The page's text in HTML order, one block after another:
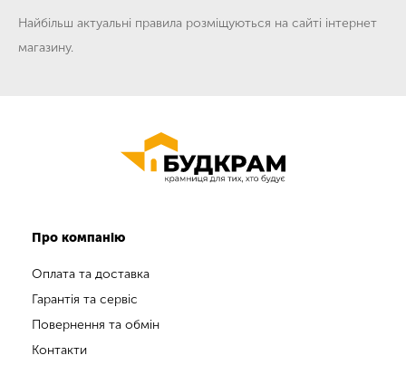
Найбільш актуальні правила розміщуються на сайті інтернет
магазину.
Про компанію
Оплата та доставка
Гарантія та сервіс
Повернення та обмін
Контакти